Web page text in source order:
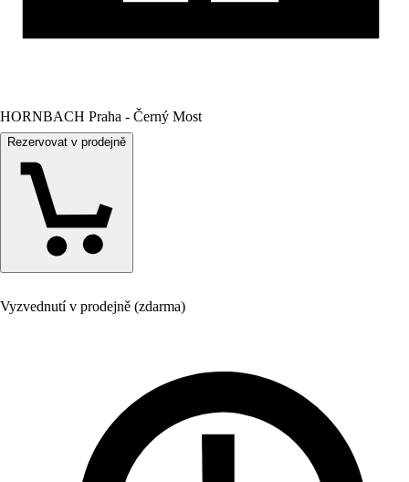
HORNBACH Praha - Černý Most
Rezervovat v prodejně
Vyzvednutí v prodejně (zdarma)